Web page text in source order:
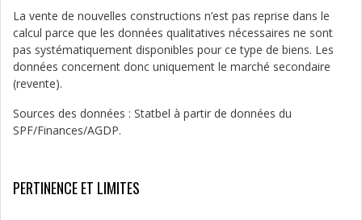
La vente de nouvelles constructions n’est pas reprise dans le
calcul parce que les données qualitatives nécessaires ne sont
pas systématiquement disponibles pour ce type de biens. Les
données concernent donc uniquement le marché secondaire
(revente).
Sources des données : Statbel à partir de données du
SPF/Finances/AGDP.
PERTINENCE ET LIMITES